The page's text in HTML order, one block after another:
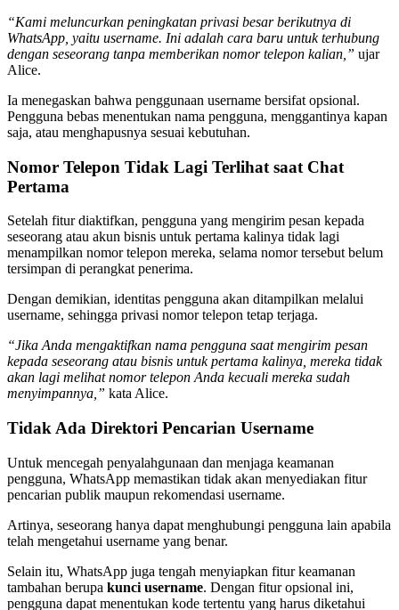
“Kami meluncurkan peningkatan privasi besar berikutnya di
WhatsApp, yaitu username. Ini adalah cara baru untuk terhubung
dengan seseorang tanpa memberikan nomor telepon kalian,” ujar
Alice.
Ia menegaskan bahwa penggunaan username bersifat opsional.
Pengguna bebas menentukan nama pengguna, menggantinya kapan
saja, atau menghapusnya sesuai kebutuhan.
Nomor Telepon Tidak Lagi Terlihat saat Chat
Pertama
Setelah fitur diaktifkan, pengguna yang mengirim pesan kepada
seseorang atau akun bisnis untuk pertama kalinya tidak lagi
menampilkan nomor telepon mereka, selama nomor tersebut belum
tersimpan di perangkat penerima.
Dengan demikian, identitas pengguna akan ditampilkan melalui
username, sehingga privasi nomor telepon tetap terjaga.
“Jika Anda mengaktifkan nama pengguna saat mengirim pesan
kepada seseorang atau bisnis untuk pertama kalinya, mereka tidak
akan lagi melihat nomor telepon Anda kecuali mereka sudah
menyimpannya,” kata Alice.
Tidak Ada Direktori Pencarian Username
Untuk mencegah penyalahgunaan dan menjaga keamanan
pengguna, WhatsApp memastikan tidak akan menyediakan fitur
pencarian publik maupun rekomendasi username.
Artinya, seseorang hanya dapat menghubungi pengguna lain apabila
telah mengetahui username yang benar.
Selain itu, WhatsApp juga tengah menyiapkan fitur keamanan
tambahan berupa kunci username. Dengan fitur opsional ini,
pengguna dapat menentukan kode tertentu yang harus diketahui